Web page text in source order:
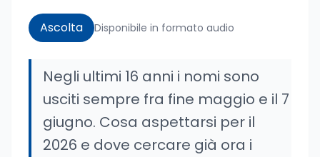
Ascolta Disponibile in formato audio
Negli ultimi 16 anni i nomi sono
usciti sempre fra fine maggio e il 7
giugno. Cosa aspettarsi per il
2026 e dove cercare già ora i